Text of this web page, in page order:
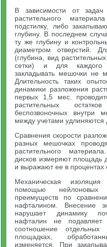
В зависимости от задач
растительного
подстилку, либо
глубину. В последнем
ту же глубину и
диаметром отверстий.
(глубина, вид
сетки) и для каждого
закладывать мешочки не
Длительность таких
динамики разложения
первых 1,5 мес.
растительных
беспозвоночных внутри
между учетами удлиняются
Сравнения скорости
разных мешочках
растительного
дисков измеряют площадь
и выражают ее в
Механическая
помощью
преимуществ по
нафталином. Внесение
нарушает динамику
нафталин не подавляет
соотношение отдельных
площадках,
изменяется. При